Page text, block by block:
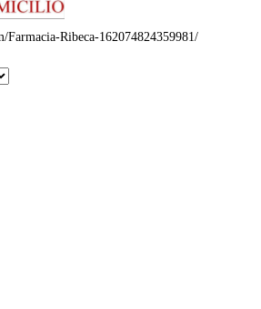
Farmacia-Ribeca-162074824359981/